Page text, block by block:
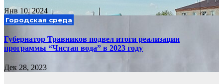
Янв 10, 2024
Городская среда
Губернатор Травников подвел итоги реализации
программы “Чистая вода” в 2023 году
Дек 28, 2023